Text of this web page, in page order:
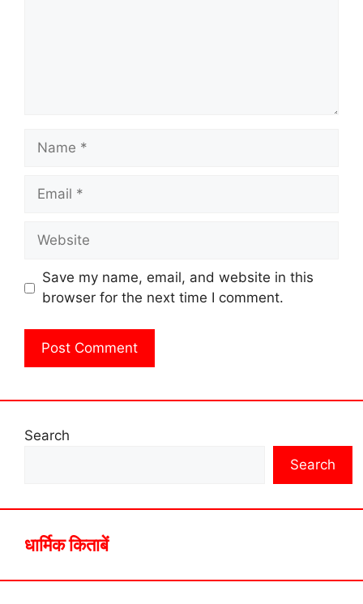
Name
Email
Website
Save my name, email, and website in this
browser for the next time I comment.
Search
Search
धार्मिक किताबें